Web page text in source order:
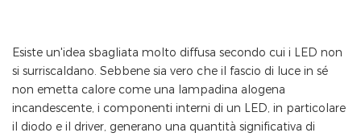
Esiste un'idea sbagliata molto diffusa secondo cui i LED non
si surriscaldano. Sebbene sia vero che il fascio di luce in sé
non emetta calore come una lampadina alogena
incandescente, i componenti interni di un LED, in particolare
il diodo e il driver, generano una quantità significativa di